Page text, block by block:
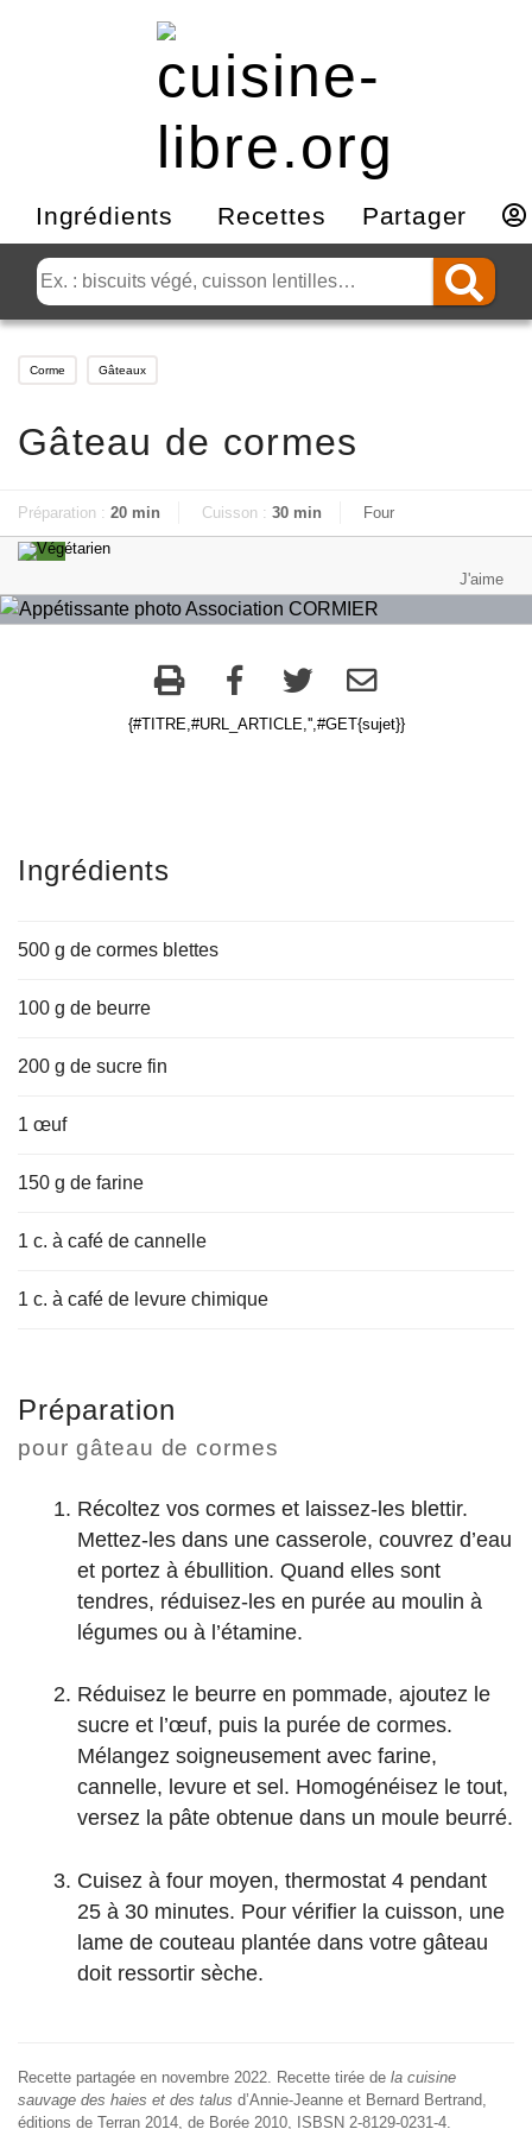
Ingrédients Recettes Partager
Corme Gâteaux
Gâteau de cormes
Préparation : 20 min Cuisson : 30 min Four
{#TITRE,#URL_ARTICLE,'',#GET{sujet}}
Ingrédients
500 g de cormes blettes
100 g de beurre
200 g de sucre fin
1 œuf
150 g de farine
1 c. à café de cannelle
1 c. à café de levure chimique
Préparation
pour gâteau de cormes
Récoltez vos cormes et laissez-les blettir.
Mettez-les dans une casserole, couvrez d’eau
et portez à ébullition. Quand elles sont
tendres, réduisez-les en purée au moulin à
légumes ou à l’étamine.
Réduisez le beurre en pommade, ajoutez le
sucre et l’œuf, puis la purée de cormes.
Mélangez soigneusement avec farine,
cannelle, levure et sel. Homogénéisez le tout,
versez la pâte obtenue dans un moule beurré.
Cuisez à four moyen, thermostat 4 pendant
25 à 30 minutes. Pour vérifier la cuisson, une
lame de couteau plantée dans votre gâteau
doit ressortir sèche.
Recette partagée en novembre 2022. Recette tirée de la cuisine
sauvage des haies et des talus d’Annie-Jeanne et Bernard Bertrand,
éditions de Terran 2014, de Borée 2010, ISBSN 2-8129-0231-4.